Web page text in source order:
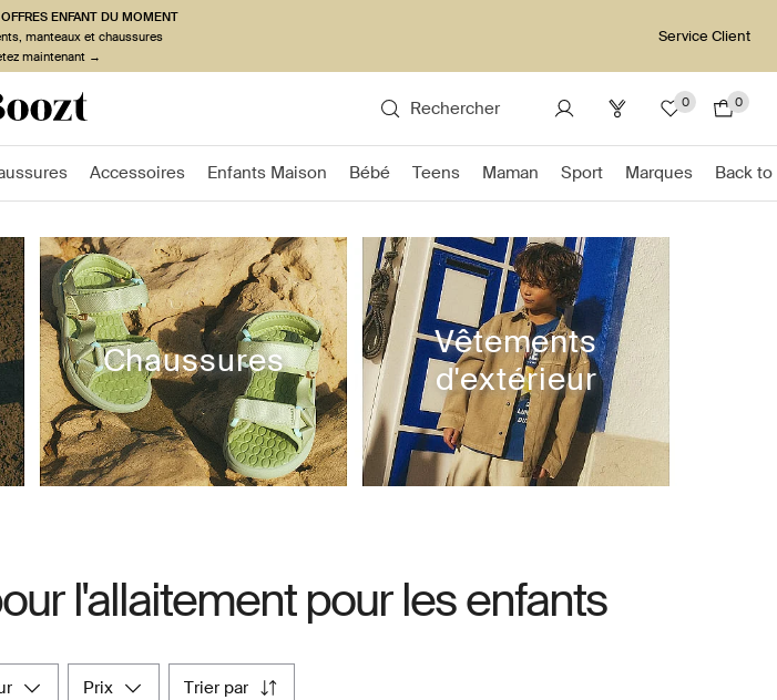
ENFANT DU MOMENT
manteaux et chaussures
maintenant →
Service Client
Rechercher 0 0
Accessoires Enfants Maison Bébé Teens Maman Sport Marques Back
Chaussures
Vêtements
d'extérieur
l'allaitement pour les enfants
prix trier par